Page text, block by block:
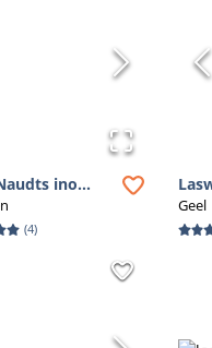
voor kwaliteit en
Bekijk nu onze
ino...
(4)
Geel